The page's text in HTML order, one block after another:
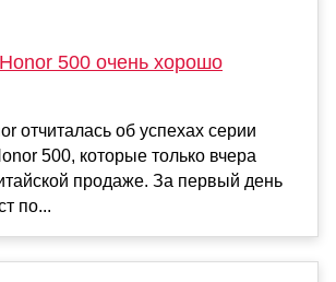
500 очень хорошо
отчиталась об успехах серии
500, которые только вчера
продаже. За первый день
по...